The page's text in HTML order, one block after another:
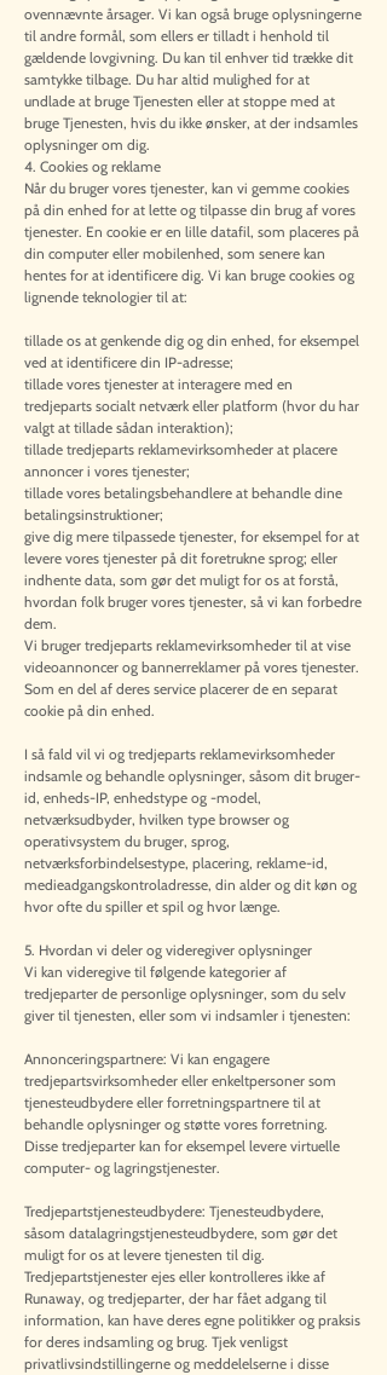
ovennævnte årsager. Vi kan også bruge oplysningerne
til andre formål, som ellers er tilladt i henhold til
gældende lovgivning. Du kan til enhver tid trække dit
samtykke tilbage. Du har altid mulighed for at
undlade at bruge Tjenesten eller at stoppe med at
bruge Tjenesten, hvis du ikke ønsker, at der indsamles
oplysninger om dig.
4. Cookies og reklame
Når du bruger vores tjenester, kan vi gemme cookies
på din enhed for at lette og tilpasse din brug af vores
tjenester. En cookie er en lille datafil, som placeres på
din computer eller mobilenhed, som senere kan
hentes for at identificere dig. Vi kan bruge cookies og
lignende teknologier til at:
tillade os at genkende dig og din enhed, for eksempel
ved at identificere din IP-adresse;
tillade vores tjenester at interagere med en
tredjeparts socialt netværk eller platform (hvor du har
valgt at tillade sådan interaktion);
tillade tredjeparts reklamevirksomheder at placere
annoncer i vores tjenester;
tillade vores betalingsbehandlere at behandle dine
betalingsinstruktioner;
give dig mere tilpassede tjenester, for eksempel for at
levere vores tjenester på dit foretrukne sprog; eller
indhente data, som gør det muligt for os at forstå,
hvordan folk bruger vores tjenester, så vi kan forbedre
dem.
Vi bruger tredjeparts reklamevirksomheder til at vise
videoannoncer og bannerreklamer på vores tjenester.
Som en del af deres service placerer de en separat
cookie på din enhed.
I så fald vil vi og tredjeparts reklamevirksomheder
indsamle og behandle oplysninger, såsom dit bruger-
id, enheds-IP, enhedstype og -model,
netværksudbyder, hvilken type browser og
operativsystem du bruger, sprog,
netværksforbindelsestype, placering, reklame-id,
medieadgangskontroladresse, din alder og dit køn og
hvor ofte du spiller et spil og hvor længe.
5. Hvordan vi deler og videregiver oplysninger
Vi kan videregive til følgende kategorier af
tredjeparter de personlige oplysninger, som du selv
giver til tjenesten, eller som vi indsamler i tjenesten:
Annonceringspartnere: Vi kan engagere
tredjepartsvirksomheder eller enkeltpersoner som
tjenesteudbydere eller forretningspartnere til at
behandle oplysninger og støtte vores forretning.
Disse tredjeparter kan for eksempel levere virtuelle
computer- og lagringstjenester.
Tredjepartstjenesteudbydere: Tjenesteudbydere,
såsom datalagringstjenesteudbydere, som gør det
muligt for os at levere tjenesten til dig.
Tredjepartstjenester ejes eller kontrolleres ikke af
Runaway, og tredjeparter, der har fået adgang til
information, kan have deres egne politikker og praksis
for deres indsamling og brug. Tjek venligst
privatlivsindstillingerne og meddelelserne i disse